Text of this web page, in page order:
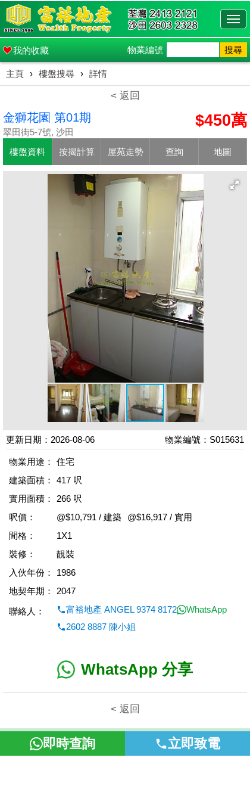
我的收藏 物業編號 搜尋
主頁 › 樓盤搜尋 › 詳情
< 返回
金獅花園 第01期
翠田街5-7號, 沙田
$450萬
樓盤資料 按揭計算 屋苑走勢 查詢 地圖
更新日期：2026-08-06 物業編號：S015631
物業用途：
住宅
建築面積：
417 呎
實用面積：
266 呎
呎價：
@$10,791 / 建築
@$16,917 / 實用
間格：
1X1
裝修：
靚裝
入伙年份：
1986
地契年期：
2047
聯絡人：
富裕地產 ANGEL 9374 8172
WhatsApp
2602 8887 陳小姐
WhatsApp 分享
< 返回
即時查詢 立即致電
本網頁所提供資料僅作參考用途。若因錯漏而引致任何不便或損
失，富裕地產概不負責。